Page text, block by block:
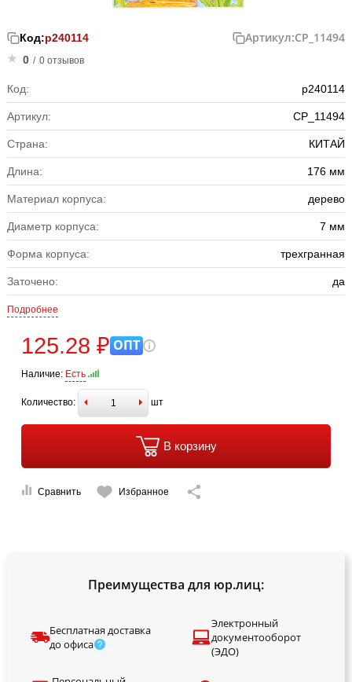
Код:р240114 Артикул:CP_11494
0 / 0 отзывов
Код: р240114
Артикул: CP_11494
Страна: КИТАЙ
Длина: 176 мм
Материал корпуса: дерево
Диаметр корпуса: 7 мм
Форма корпуса: трехгранная
Заточено: да
Подробнее
125.28 ₽ ОПТ
Наличие: Есть
Количество: шт
В корзину
Сравнить Избранное
Преимущества для юр.лиц:
Бесплатная доставка
до офиса
Электронный
документооборот
(ЭДО)